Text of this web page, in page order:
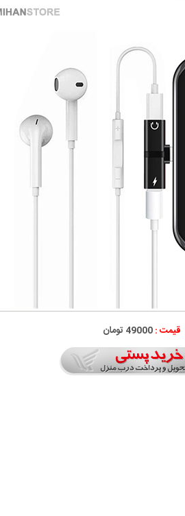
قیمت :49000 تومان